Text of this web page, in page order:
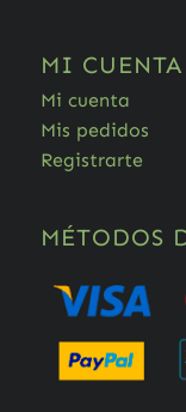
MI CUENTA
Mi cuenta
Mis pedidos
Registrarte
MÉTODOS